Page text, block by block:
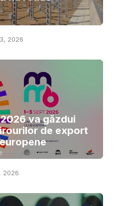
2026
va găzdui
de export
2026